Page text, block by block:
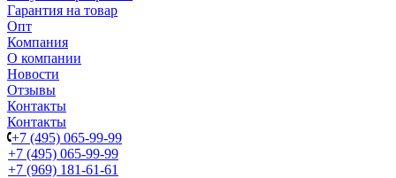
Гарантия на товар
Опт
Компания
О компании
Новости
Отзывы
Контакты
Контакты
+7 (495) 065-99-99
+7 (495) 065-99-99
+7 (969) 181-61-61